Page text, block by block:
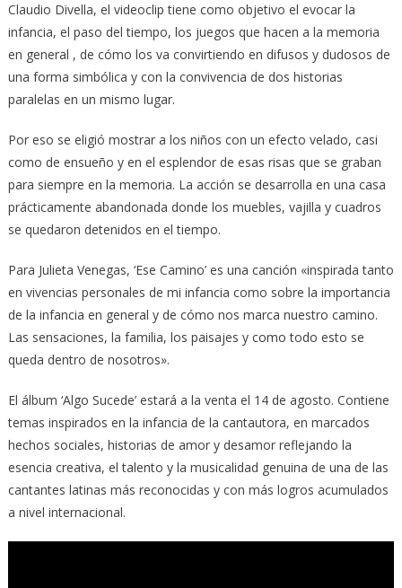
Claudio Divella, el videoclip tiene como objetivo el evocar la
infancia, el paso del tiempo, los juegos que hacen a la memoria
en general , de cómo los va convirtiendo en difusos y dudosos de
una forma simbólica y con la convivencia de dos historias
paralelas en un mismo lugar.
Por eso se eligió mostrar a los niños con un efecto velado, casi
como de ensueño y en el esplendor de esas risas que se graban
para siempre en la memoria. La acción se desarrolla en una casa
prácticamente abandonada donde los muebles, vajilla y cuadros
se quedaron detenidos en el tiempo.
Para Julieta Venegas, ‘Ese Camino’ es una canción «inspirada tanto
en vivencias personales de mi infancia como sobre la importancia
de la infancia en general y de cómo nos marca nuestro camino.
Las sensaciones, la familia, los paisajes y como todo esto se
queda dentro de nosotros».
El álbum ‘Algo Sucede’ estará a la venta el 14 de agosto. Contiene
temas inspirados en la infancia de la cantautora, en marcados
hechos sociales, historias de amor y desamor reflejando la
esencia creativa, el talento y la musicalidad genuina de una de las
cantantes latinas más reconocidas y con más logros acumulados
a nivel internacional.